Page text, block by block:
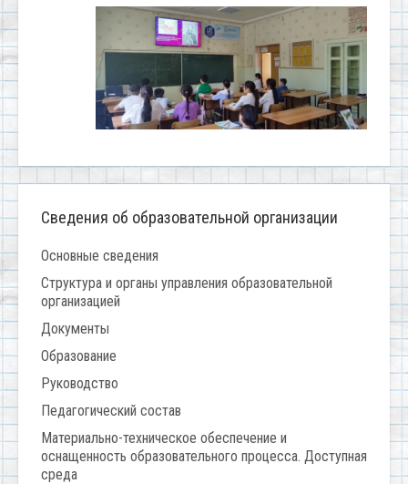
Сведения об образовательной организации
Основные сведения
Структура и органы управления образовательной
организацией
Документы
Образование
Руководство
Педагогический состав
Материально-техническое обеспечение и
оснащенность образовательного процесса. Доступная
среда